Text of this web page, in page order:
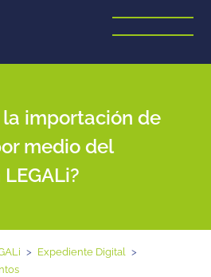
la importación de
medio del
Expediente Digital